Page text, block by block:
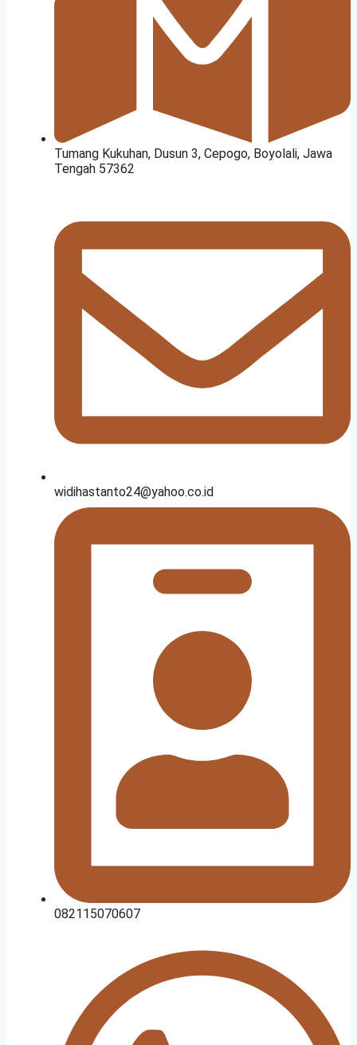
Tumang Kukuhan, Dusun 3, Cepogo, Boyolali, Jawa
Tengah 57362
widihastanto24@yahoo.co.id
082115070607